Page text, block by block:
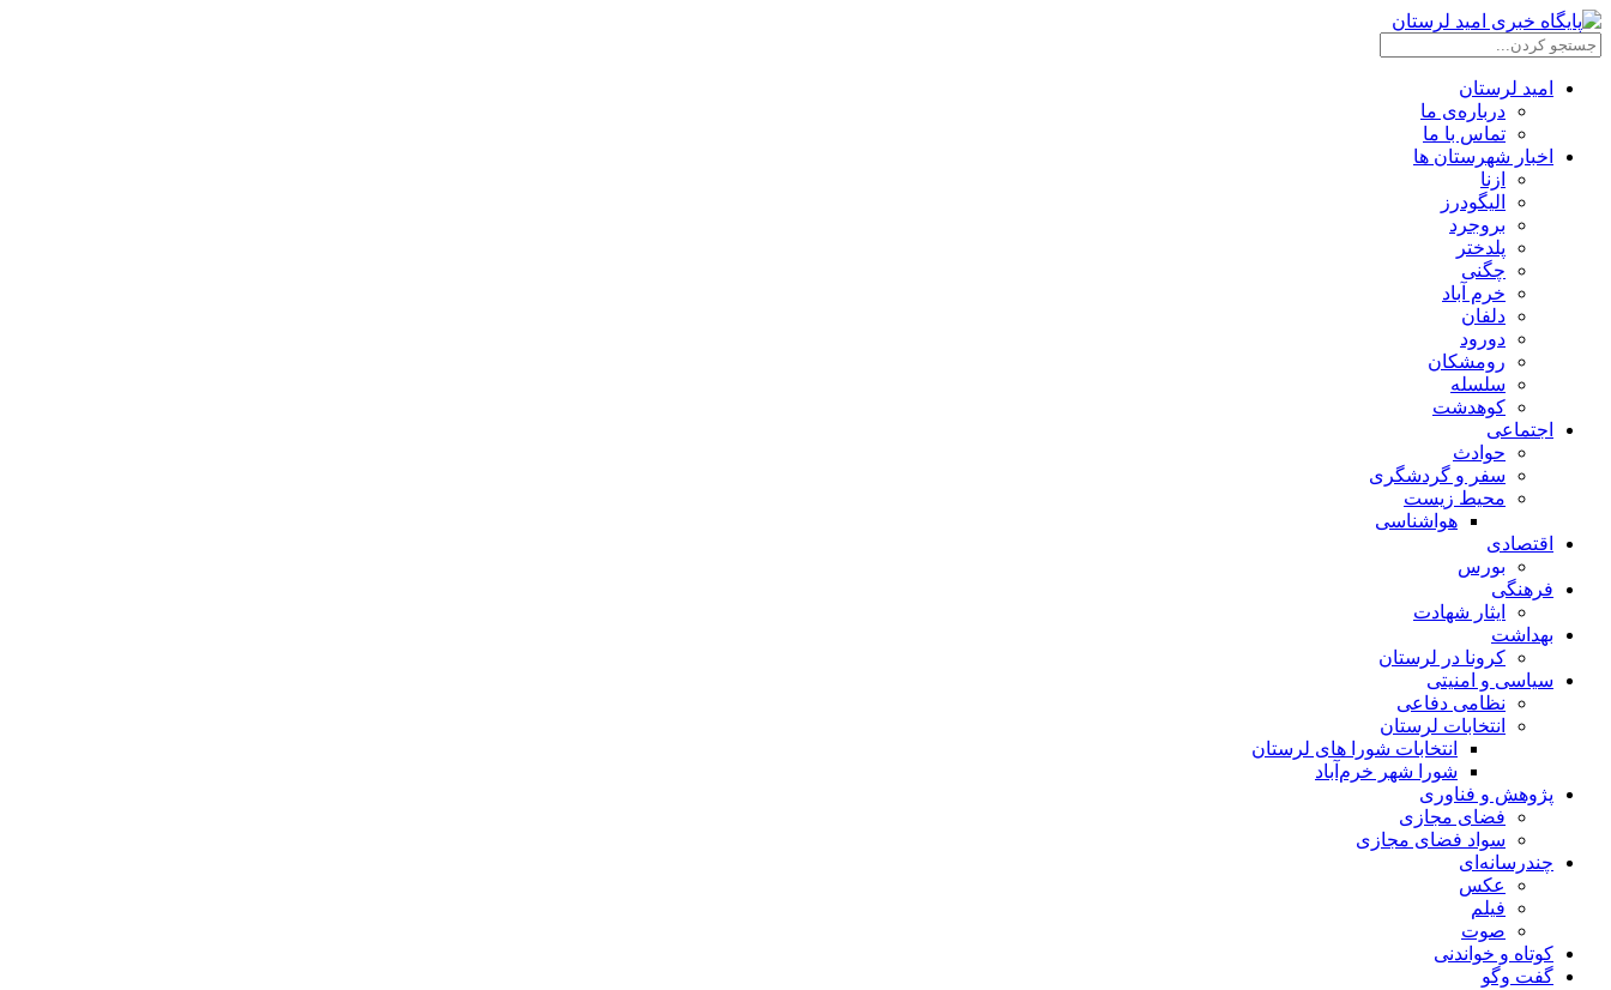
امید لرستان
درباره‌ی ما
تماس با ما
اخبار شهرستان ها
ازنا
الیگودرز
بروجرد
پلدختر
چگنی
خرم آباد
دلفان
دورود
رومشکان
سلسله
کوهدشت
اجتماعی
حوادث
سفر و گردشگری
محیط زیست
هواشناسی
اقتصادی
بورس
فرهنگی
ایثار شهادت
بهداشت
کرونا در لرستان
سیاسی و امنیتی
نظامی دفاعی
انتخابات لرستان
انتخابات شورا های لرستان
شورا شهر خرم‌آباد
پژوهش و فناوری
فضای مجازی
سواد فضای مجازی
چندرسانه‌ای
عكس
فیلم
صوت
کوتاه و خواندنی
گفت وگو